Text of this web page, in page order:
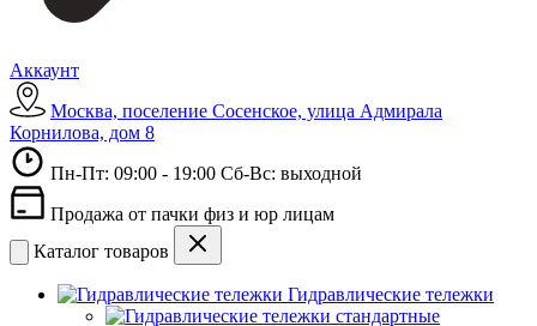
Аккаунт
Москва, поселение Сосенское, улица Адмирала
Корнилова, дом 8
Пн-Пт: 09:00 - 19:00 Сб-Вс: выходной
Продажа от пачки физ и юр лицам
Каталог товаров
Гидравлические тележки